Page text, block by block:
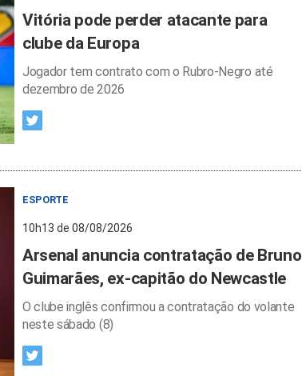
Vitória pode perder atacante para
clube da Europa
Jogador tem contrato com o Rubro-Negro até
dezembro de 2026
ESPORTE
10h13 de 08/08/2026
Arsenal anuncia contratação de Bruno
Guimarães, ex-capitão do Newcastle
O clube inglês confirmou a contratação do volante
neste sábado (8)